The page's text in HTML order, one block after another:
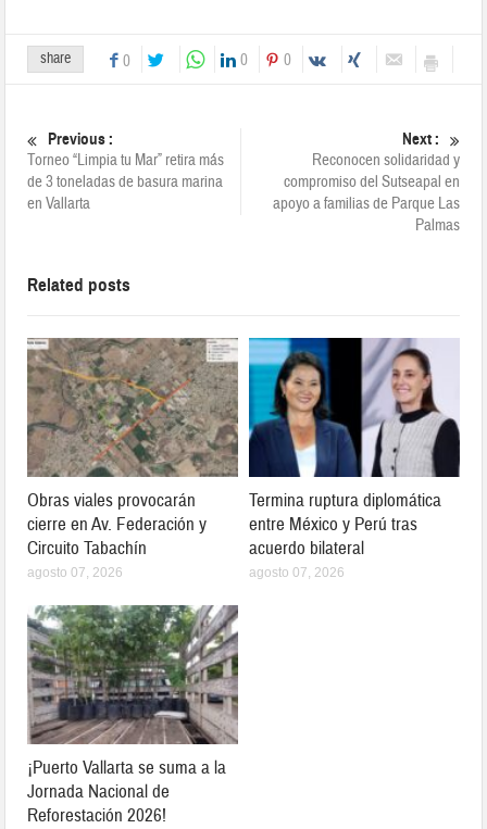
share 0 0 0
Previous :
Torneo “Limpia tu Mar” retira más
de 3 toneladas de basura marina
en Vallarta
Next :
Reconocen solidaridad y
compromiso del Sutseapal en
apoyo a familias de Parque Las
Palmas
Related posts
Obras viales provocarán
cierre en Av. Federación y
Circuito Tabachín
agosto 07, 2026
Termina ruptura diplomática
entre México y Perú tras
acuerdo bilateral
agosto 07, 2026
¡Puerto Vallarta se suma a la
Jornada Nacional de
Reforestación 2026!